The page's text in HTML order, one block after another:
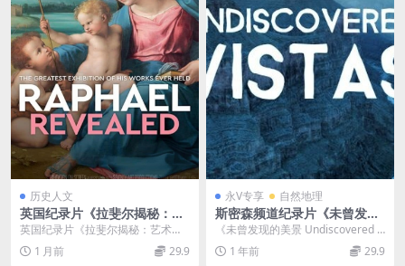
历史人文
英国纪录片《拉斐尔揭秘：艺
术巨匠的真貌 Exhibition on
Screen: Raphael Revealed 2
020》英语中英双字 无水印纯
英国纪录片《拉斐尔揭秘：艺术巨
匠的真貌 Exhibition on Screen...
1 月前 29.9
永V专享 自然地理
斯密森频道纪录片《未曾发现
的美景/地球秘境 Undiscover
ed Vistas 2018》第一季全14
集 英语英字 高码收藏版 1080
《未曾发现的美景 Undiscovered V
istas 2018》：探寻全球隐...
1 年前 29.9